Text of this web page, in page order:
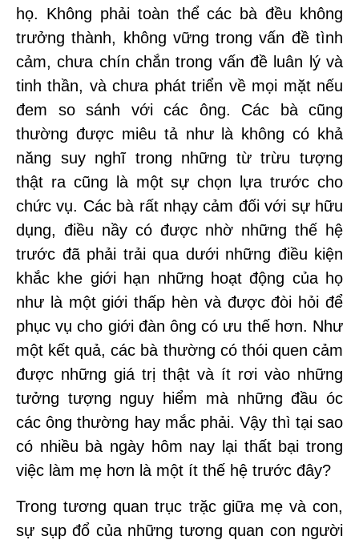
họ. Không phải toàn thể các bà đều không
trưởng thành, không vững trong vấn đề tình
cảm, chưa chín chắn trong vấn đề luân lý và
tinh thần, và chưa phát triển về mọi mặt nếu
đem so sánh với các ông. Các bà cũng
thường được miêu tả như là không có khả
năng suy nghĩ trong những từ trừu tượng
thật ra cũng là một sự chọn lựa trước cho
chức vụ. Các bà rất nhạy cảm đối với sự hữu
dụng, điều nầy có được nhờ những thế hệ
trước đã phải trải qua dưới những điều kiện
khắc khe giới hạn những hoạt động của họ
như là một giới thấp hèn và được đòi hỏi để
phục vụ cho giới đàn ông có ưu thế hơn. Như
một kết quả, các bà thường có thói quen cảm
được những giá trị thật và ít rơi vào những
tưởng tượng nguy hiểm mà những đầu óc
các ông thường hay mắc phải. Vậy thì tại sao
có nhiều bà ngày hôm nay lại thất bại trong
việc làm mẹ hơn là một ít thế hệ trước đây?
Trong tương quan trục trặc giữa mẹ và con,
sự sụp đổ của những tương quan con người